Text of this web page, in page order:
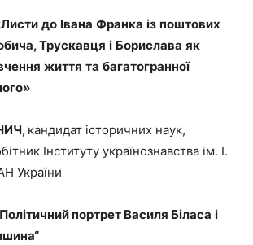
Листи до Івана Франка із поштових
,Трускавця і Борислава як
життя та багатогранної
»
, кандидат історичних наук,
Інституту українознавства ім. І.
України
портрет Василя Біласа і
“